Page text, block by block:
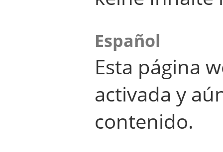
Español
Esta página
activada y
contenido.